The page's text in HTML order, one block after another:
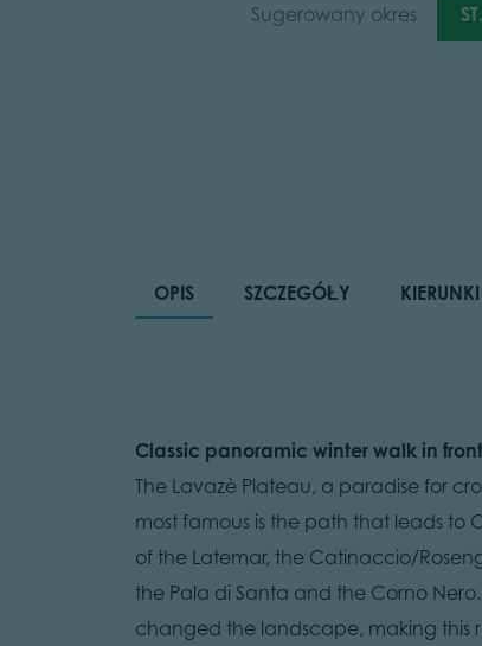
Sugerowany okres ST.
OPIS SZCZEGÓŁY KIERUNKI
Classic panoramic winter walk in
The Lavazè Plateau, a paradise for
most famous is the path that leads to
of the Latemar, the Catinaccio/
the Pala di Santa and the Corno
changed the landscape, making this